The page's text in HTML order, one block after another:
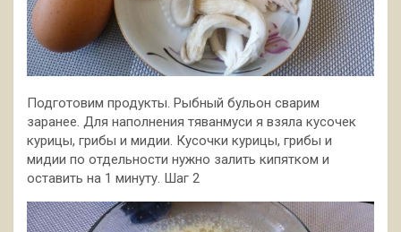
Подготовим продукты. Рыбный бульон сварим
заранее. Для наполнения тяванмуси я взяла кусочек
курицы, грибы и мидии. Кусочки курицы, грибы и
мидии по отдельности нужно залить кипятком и
оставить на 1 минуту. Шаг 2